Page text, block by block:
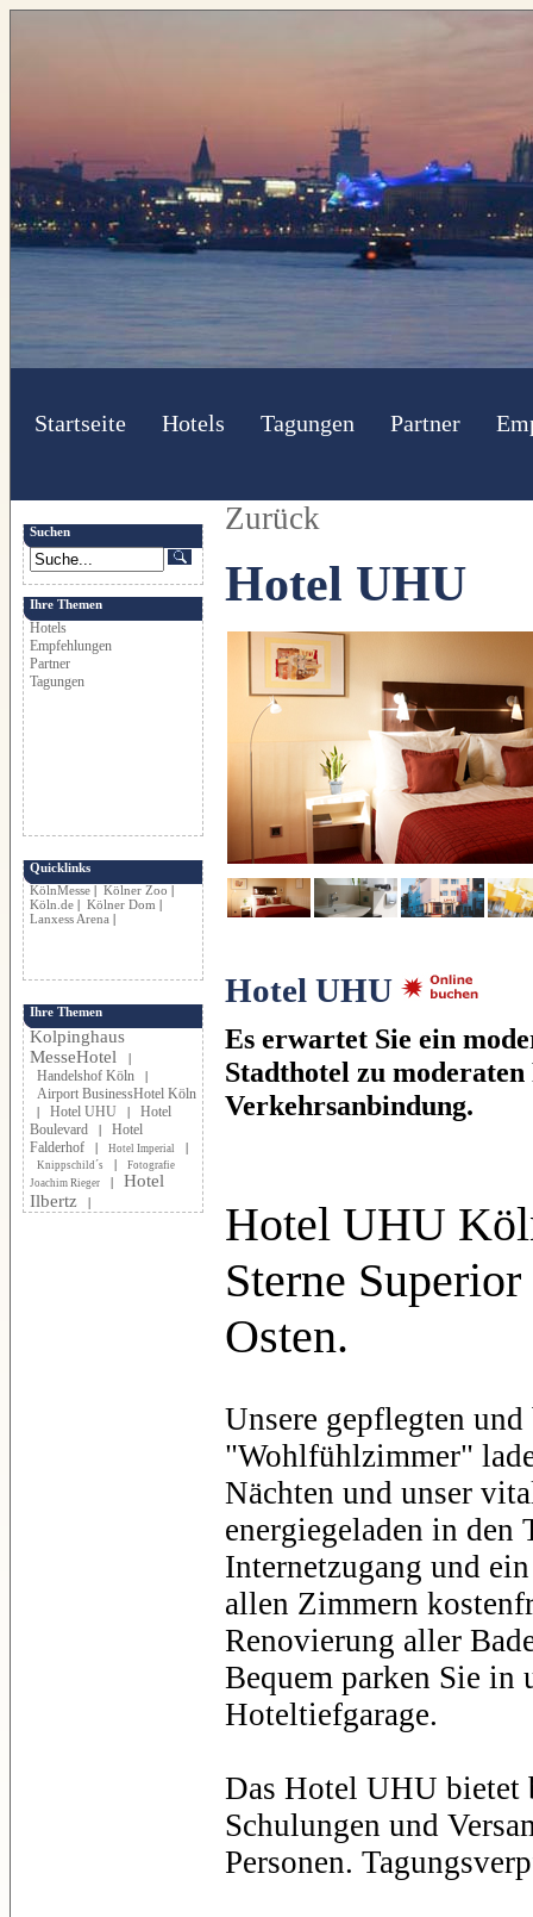
Startseite Hotels Tagungen Partner
Suchen
Ihre Themen
Hotels
Empfehlungen
Partner
Tagungen
Quicklinks
KölnMesse
Kölner Zoo
Köln.de
Kölner Dom
Lanxess Arena
Ihre Themen
Kolpinghaus
MesseHotel
Handelshof Köln
Airport BusinessHotel Köln
Hotel UHU
Hotel
Boulevard
Hotel
Falderhof
Hotel Imperial
Knippschild´s
Fotografie
Joachim Rieger
Hotel
Ilbertz
Zurück
Hotel UHU
Hotel UHU
Es erwartet Sie ein
Stadthotel zu
Verkehrsanbindung.
Hotel UHU
Sterne
Osten.
Unsere gepflegten
"Wohlfühlzimmer"
Nächten und unser
energiegeladen in den
Internetzugang und
allen Zimmern
Renovierung aller
Bequem parken Sie in
Hoteltiefgarage.
Das Hotel UHU bietet
Schulungen und
Personen.